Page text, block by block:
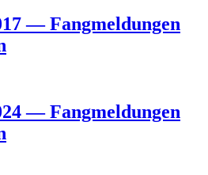
— Fangmeldungen
— Fangmeldungen